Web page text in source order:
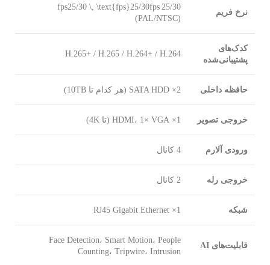
نرخ فریم
25/30 fps25/30 \, \text{fps}
25/30fps
(PAL/NTSC)
کدک‌های
پشتیبانی‌شده
H.265+ / H.265 / H.264+ / H.264
حافظه داخلی 2× SATA HDD (هر کدام تا 10TB)
خروجی تصویر 1× HDMI، 1× VGA (تا 4K)
ورودی آلارم 4 کانال
خروجی رله 2 کانال
شبکه 1× RJ45 Gigabit Ethernet
قابلیت‌های AI
Face Detection، Smart Motion، People
Counting، Tripwire، Intrusion